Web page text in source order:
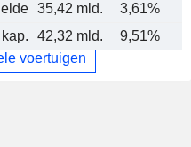
35,42 mld. 3,61%
42,32 mld. 9,51%
voertuigen